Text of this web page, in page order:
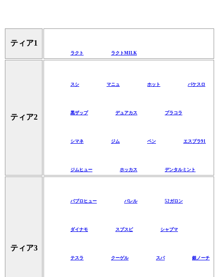
ティア1
ラクト ラクトMILK
ティア2
スシ マニュ ホット バケスロ
黒ザップ デュアカス プラコラ
シマネ ジム ペン エスブラ91
ジムヒュー ホッカス デンタルミント
ティア3
パブロヒュー バレル 52ガロン
ダイナモ スプスピ シャプマ
テスラ クーゲル スパ 銀ノーチ